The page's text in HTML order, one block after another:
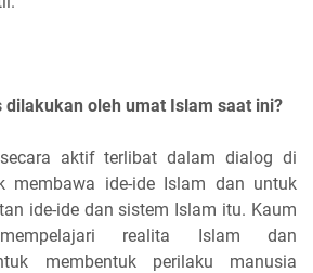
dilakukan oleh umat Islam saat ini?
aktif terlibat dalam dialog di
membawa ide-ide Islam dan untuk
ide-ide dan sistem Islam itu. Kaum
realita Islam dan
membentuk perilaku manusia